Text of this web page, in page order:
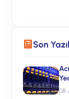
Son
08